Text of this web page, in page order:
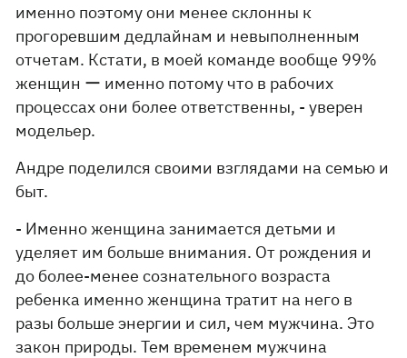
именно поэтому они менее склонны к
прогоревшим дедлайнам и невыполненным
отчетам. Кстати, в моей команде вообще 99%
женщин ー именно потому что в рабочих
процессах они более ответственны, - уверен
модельер.
Андре поделился своими взглядами на семью и
быт.
- Именно женщина занимается детьми и
уделяет им больше внимания. От рождения и
до более-менее сознательного возраста
ребенка именно женщина тратит на него в
разы больше энергии и сил, чем мужчина. Это
закон природы. Тем временем мужчина